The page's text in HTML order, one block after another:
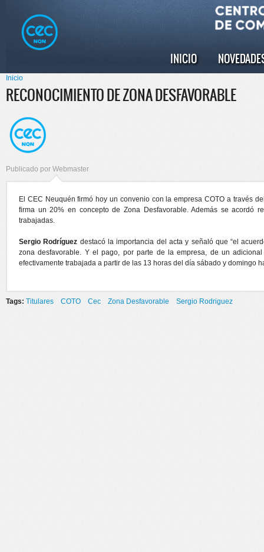
principal
Menú principal
INICIO
Se encuentra usted aquí
Inicio
RECONOCIMIENTO DE ZONA DESFAVORABLE
Publicado por Webmaster
El CEC Neuquén firmó hoy un convenio con la empresa COTO a través
firma un 20% en concepto de Zona Desfavorable. Además se acordó
trabajadas.
Sergio Rodríguez destacó la importancia del acta y señaló que “el
zona desfavorable. Y el pago, por parte de la empresa, de un
efectivamente trabajada a partir de las 13 horas del día sábado y domingo
Tags: Titulares COTO Cec Zona Desfavorable Sergio Rodriguez